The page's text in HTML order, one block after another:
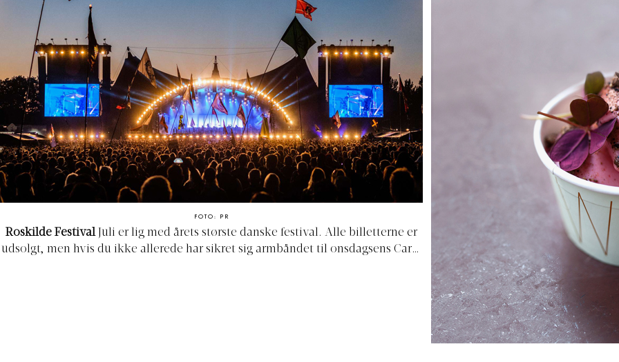
FOTO: PR
Roskilde Festival Juli er lig med årets største danske festival. Alle billetterne er
udsolgt, men hvis du ikke allerede har sikret sig armbåndet til onsdagsens Cardi